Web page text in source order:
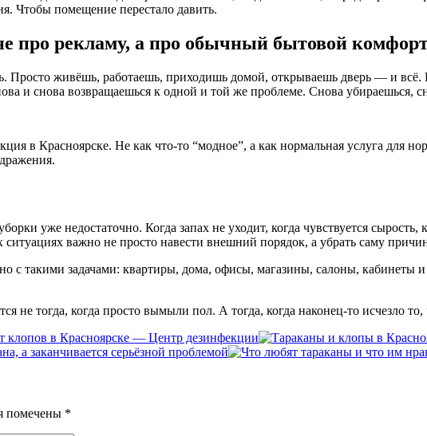
Чтобы помещение перестало давить.
про рекламу, а про обычный бытовой
живёшь, работаешь, приходишь домой, открываешь дверь — и всё.
и снова возвращаешься к одной и той же проблеме. Снова убираешься,
в Красноярске. Не как что-то “модное”, а как нормальная услуга для
уже недостаточно. Когда запах не уходит, когда чувствуется
важно не просто навести внешний порядок, а убрать саму
с такими задачами: квартиры, дома, офисы, магазины, салоны, кабинеты и
не тогда, когда просто вымыли пол. А тогда, когда наконец-то исчезло
клопов в Красноярске — Центр дезинфекции
а заканчивается серьёзной проблемой
помечены *